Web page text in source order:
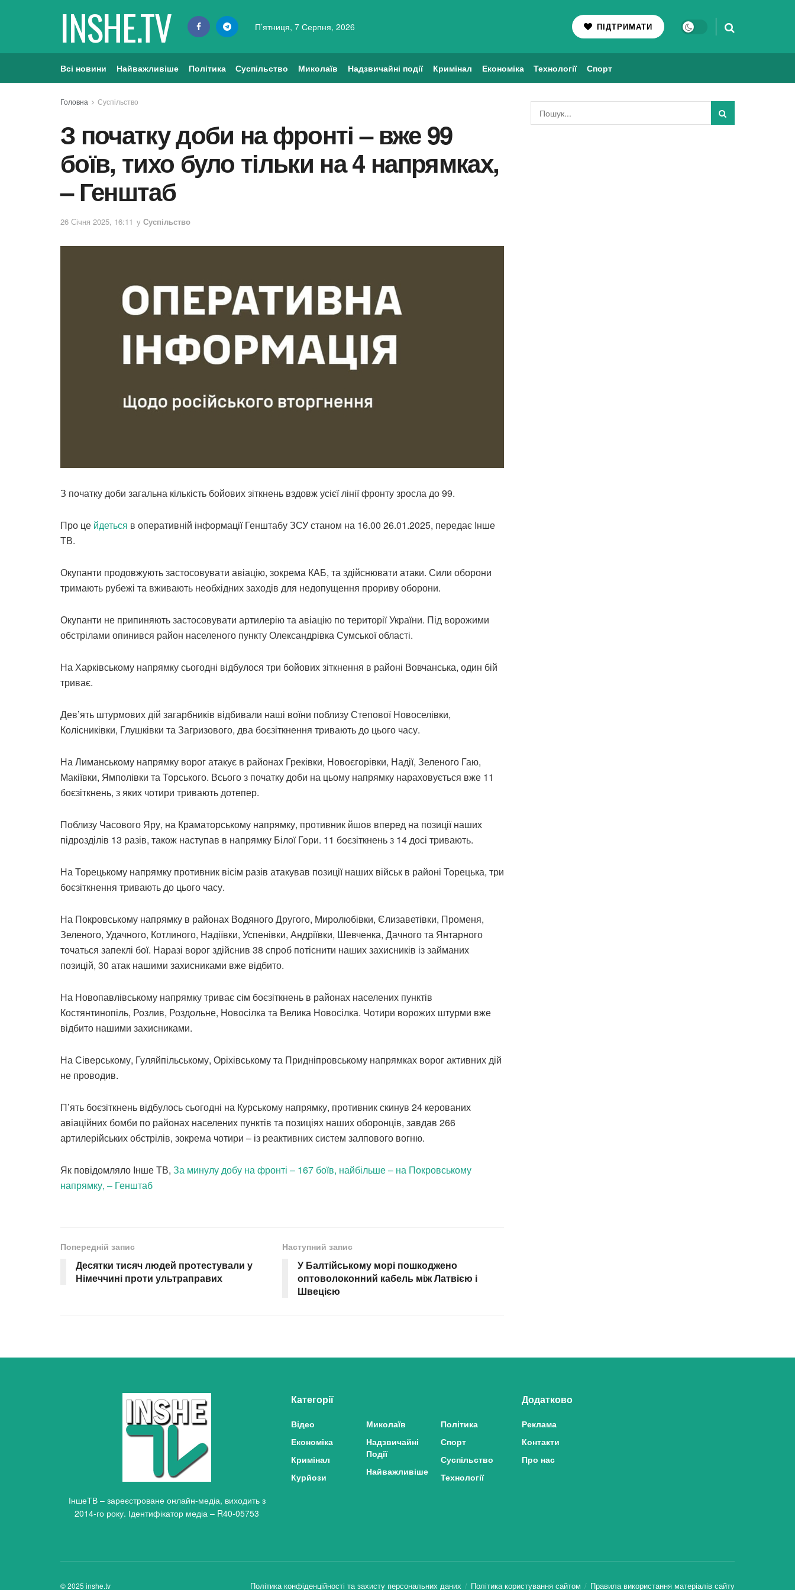
INSHE.TV П’ятниця, 7 Серпня, 2026 ПІДТРИМАТИ
Всі новини Найважливіше Політика Суспільство Миколаїв Надзвичайні події Кримінал Економіка Технології Спорт
Головна Суспільство
З початку доби на фронті – вже 99
боїв, тихо було тільки на 4 напрямках,
– Генштаб
26 Січня 2025, 16:11 у Суспільство
З початку доби загальна кількість бойових зіткнень вздовж усієї лінії фронту зросла до 99.
Про це йдеться в оперативній інформації Генштабу ЗСУ станом на 16.00 26.01.2025, передає Інше
ТВ.
Окупанти продовжують застосовувати авіацію, зокрема КАБ, та здійснювати атаки. Сили оборони
тримають рубежі та вживають необхідних заходів для недопущення прориву оборони.
Окупанти не припиняють застосовувати артилерію та авіацію по території України. Під ворожими
обстрілами опинився район населеного пункту Олександрівка Сумської області.
На Харківському напрямку сьогодні відбулося три бойових зіткнення в районі Вовчанська, один бій
триває.
Дев’ять штурмових дій загарбників відбивали наші воїни поблизу Степової Новоселівки,
Колісниківки, Глушківки та Загризового, два боєзіткнення тривають до цього часу.
На Лиманському напрямку ворог атакує в районах Греківки, Новоєгорівки, Надії, Зеленого Гаю,
Макіївки, Ямполівки та Торського. Всього з початку доби на цьому напрямку нараховується вже 11
боєзіткнень, з яких чотири тривають дотепер.
Поблизу Часового Яру, на Краматорському напрямку, противник йшов вперед на позиції наших
підрозділів 13 разів, також наступав в напрямку Білої Гори. 11 боєзіткнень з 14 досі тривають.
На Торецькому напрямку противник вісім разів атакував позиції наших військ в районі Торецька, три
боєзіткнення тривають до цього часу.
На Покровському напрямку в районах Водяного Другого, Миролюбівки, Єлизаветівки, Променя,
Зеленого, Удачного, Котлиного, Надіївки, Успенівки, Андріївки, Шевченка, Дачного та Янтарного
точаться запеклі бої. Наразі ворог здійснив 38 спроб потіснити наших захисників із займаних
позицій, 30 атак нашими захисниками вже відбито.
На Новопавлівському напрямку триває сім боєзіткнень в районах населених пунктів
Костянтинопіль, Розлив, Роздольне, Новосілка та Велика Новосілка. Чотири ворожих штурми вже
відбито нашими захисниками.
На Сіверському, Гуляйпільському, Оріхівському та Придніпровському напрямках ворог активних дій
не проводив.
П’ять боєзіткнень відбулось сьогодні на Курському напрямку, противник скинув 24 керованих
авіаційних бомби по районах населених пунктів та позиціях наших оборонців, завдав 266
артилерійських обстрілів, зокрема чотири – із реактивних систем залпового вогню.
Як повідомляло Інше ТВ, За минулу добу на фронті – 167 боїв, найбільше – на Покровському
напрямку, – Генштаб
Попередній запис
Десятки тисяч людей протестували у
Німеччині проти ультраправих
Наступний запис
У Балтійському морі пошкоджено
оптоволоконний кабель між Латвією і
Швецією
ІншеТВ – зареєстроване онлайн-медіа, виходить з
2014-го року. Ідентифікатор медіа – R40-05753
Категорії
Відео
Економіка
Кримінал
Курйози
Миколаїв
Надзвичайні
Події
Найважливіше
Політика
Спорт
Суспільство
Технології
Додатково
Реклама
Контакти
Про нас
Політика конфіденційності та захисту персональних даних Політика користування сайтом Правила використання матеріалів сайту
© 2025 inshe.tv